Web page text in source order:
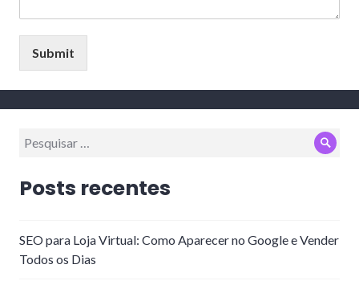
Submit
Pesquisar
Posts recentes
SEO para Loja Virtual: Como Aparecer no Google e Vender
Todos os Dias